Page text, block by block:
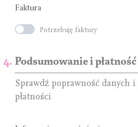
Faktura
Potrzebuję faktury
Podsumowanie i płatność
Sprawdź poprawność danych
płatności